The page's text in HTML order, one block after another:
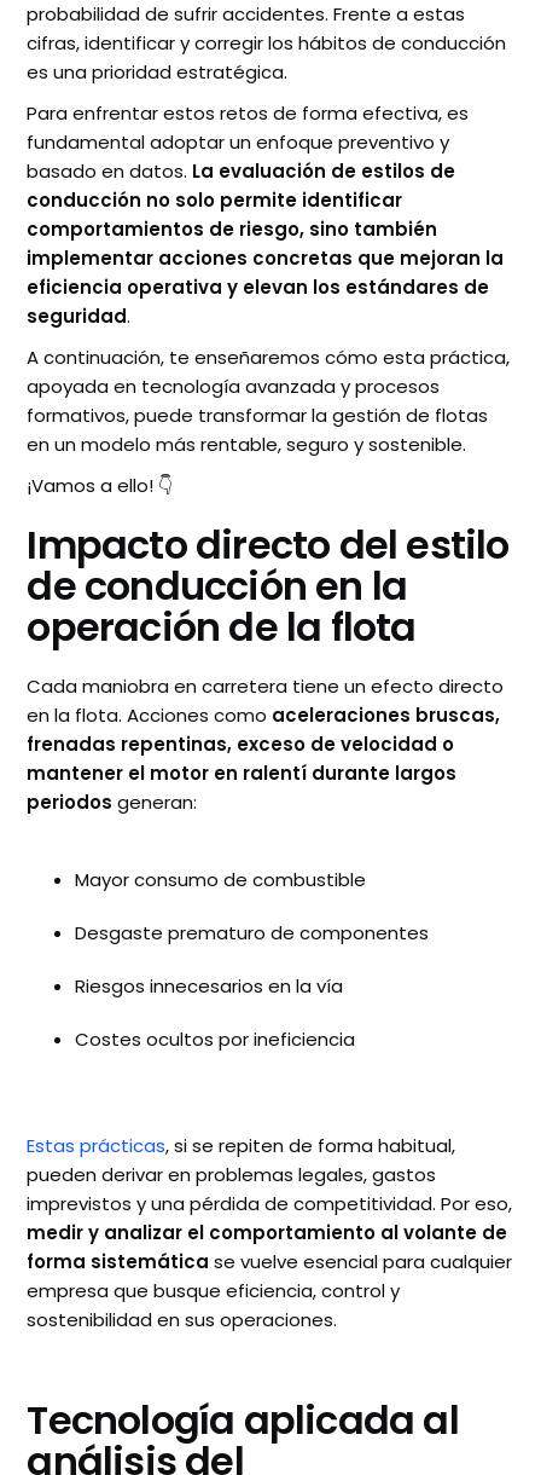
probabilidad de sufrir accidentes. Frente a estas
cifras, identificar y corregir los hábitos de conducción
es una prioridad estratégica.
Para enfrentar estos retos de forma efectiva, es
fundamental adoptar un enfoque preventivo y
basado en datos. La evaluación de estilos de
conducción no solo permite identificar
comportamientos de riesgo, sino también
implementar acciones concretas que mejoran la
eficiencia operativa y elevan los estándares de
seguridad.
A continuación, te enseñaremos cómo esta práctica,
apoyada en tecnología avanzada y procesos
formativos, puede transformar la gestión de flotas
en un modelo más rentable, seguro y sostenible.
¡Vamos a ello! 👇
Impacto directo del estilo
de conducción en la
operación de la flota
Cada maniobra en carretera tiene un efecto directo
en la flota. Acciones como aceleraciones bruscas,
frenadas repentinas, exceso de velocidad o
mantener el motor en ralentí durante largos
periodos generan:
Mayor consumo de combustible
Desgaste prematuro de componentes
Riesgos innecesarios en la vía
Costes ocultos por ineficiencia
Estas prácticas, si se repiten de forma habitual,
pueden derivar en problemas legales, gastos
imprevistos y una pérdida de competitividad. Por eso,
medir y analizar el comportamiento al volante de
forma sistemática se vuelve esencial para cualquier
empresa que busque eficiencia, control y
sostenibilidad en sus operaciones.
Tecnología aplicada al
análisis del